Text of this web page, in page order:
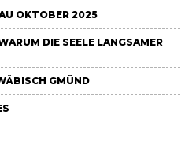
OKTOBER 2025
DIE SEELE LANGSAMER L
GMÜND